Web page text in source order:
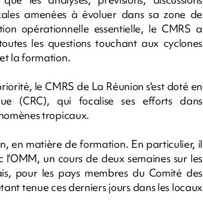
amenées à évoluer dans sa zone de
opérationnelle essentielle, le CMRS a
les questions touchant aux cyclones
la formation.
le CMRS de La Réunion s'est doté en
(CRC), qui focalise ses efforts dans
tropicaux.
en matière de formation. En particulier, il
un cours de deux semaines sur les
pour les pays membres du Comité des
tenue ces derniers jours dans les locaux